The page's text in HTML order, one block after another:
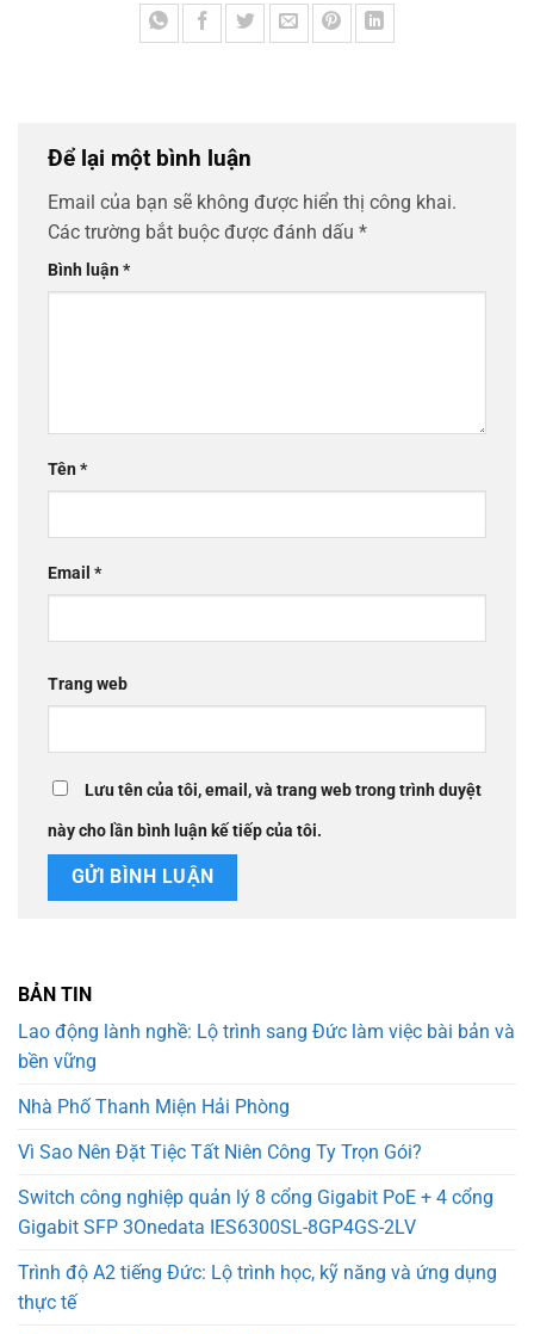
Để lại một bình luận
Email của bạn sẽ không được hiển thị công khai.
Các trường bắt buộc được đánh dấu *
Bình luận*
Tên*
Email *
Trang web
Lưu tên của tôi, email, và trang web trong trình duyệt
này cho lần bình luận kế tiếp của tôi.
BẢN TIN
Lao động lành nghề: Lộ trình sang Đức làm việc bài bản và
bền vững
Nhà Phố Thanh Miện Hải Phòng
Vì Sao Nên Đặt Tiệc Tất Niên Công Ty Trọn Gói?
Switch công nghiệp quản lý 8 cổng Gigabit PoE + 4 cổng
Gigabit SFP 3Onedata IES6300SL-8GP4GS-2LV
Trình độ A2 tiếng Đức: Lộ trình học, kỹ năng và ứng dụng
thực tế